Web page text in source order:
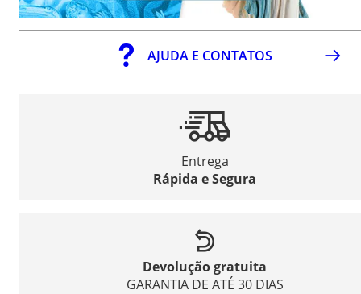
AJUDA E CONTATOS
Entrega
Rápida e Segura
Devolução gratuita
GARANTIA DE ATÉ 30 DIAS